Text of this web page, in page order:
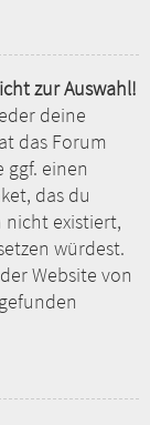
zur Auswahl!
deine
das Forum
ggf. einen
das du
nicht existiert,
würdest.
Website von
gefunden